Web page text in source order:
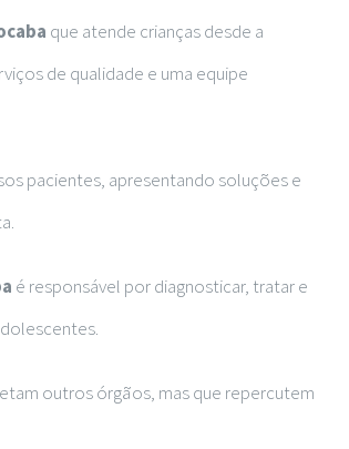
que atende crianças desde a
de qualidade e uma equipe
pacientes, apresentando soluções e
é responsável por diagnosticar, tratar e
outros órgãos, mas que repercutem